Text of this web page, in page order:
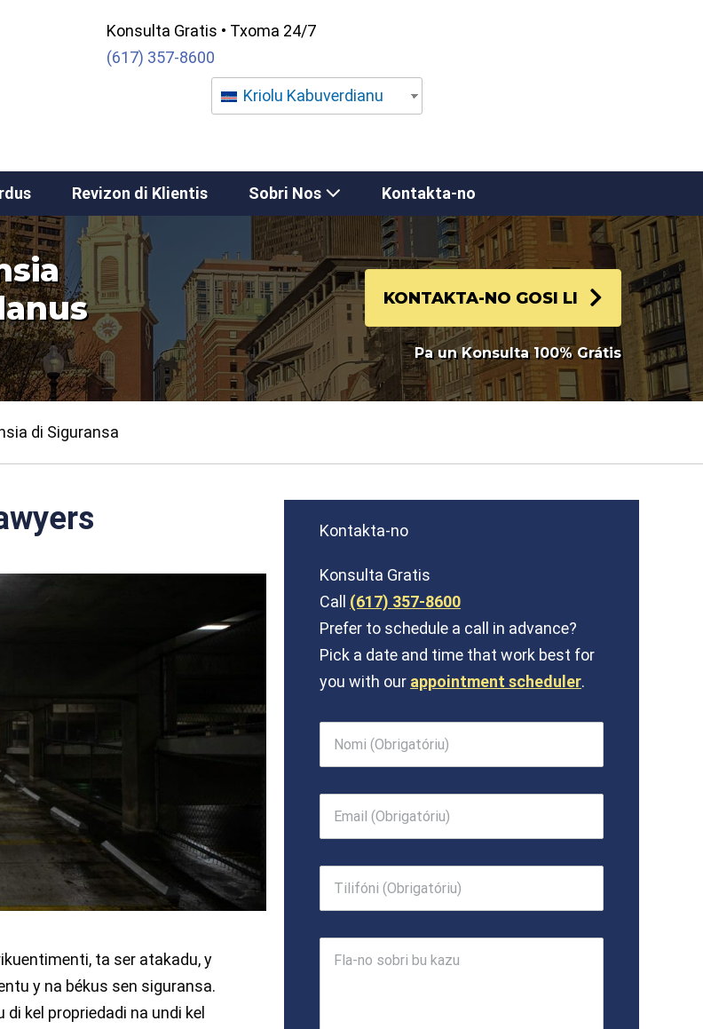
Konsulta Gratis • Txoma 24/7
(617) 357-8600
Kriolu Kabuverdianu
Revizon di Klientis Sobri Nos Kontakta-no
KONTAKTA-NO GOSI LI
Pa un Konsulta 100% Grátis
di Siguransa
ta ser atakadu, y
y na békus sen siguransa.
kel propriedadi na undi kel
Kontakta-no
Konsulta Gratis
Call
(617) 357-8600
Prefer to schedule a call in advance?
Pick a date and time that work best for
you with our appointment scheduler.